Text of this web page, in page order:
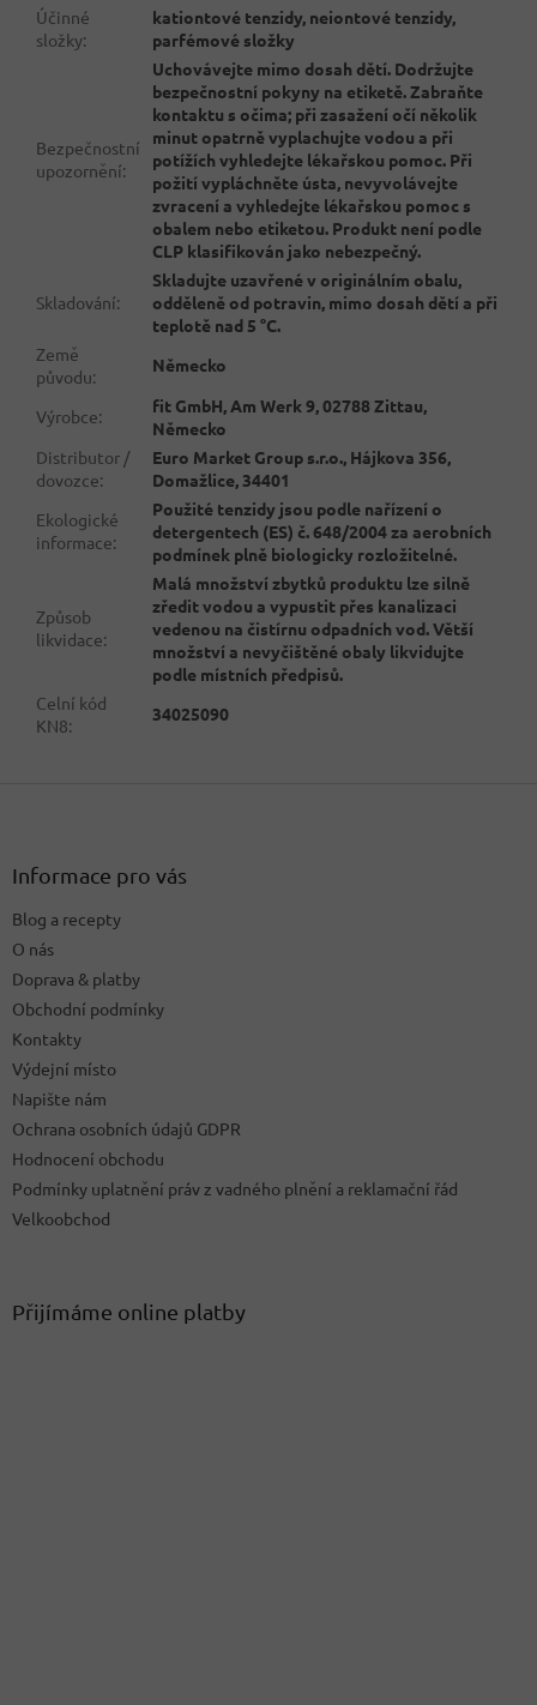
Účinné
složky:
kationtové tenzidy, neiontové tenzidy,
parfémové složky
Bezpečnostní
upozornění:
Uchovávejte mimo dosah dětí. Dodržujte
bezpečnostní pokyny na etiketě. Zabraňte
kontaktu s očima; při zasažení očí několik
minut opatrně vyplachujte vodou a při
potížích vyhledejte lékařskou pomoc. Při
požití vypláchněte ústa, nevyvolávejte
zvracení a vyhledejte lékařskou pomoc s
obalem nebo etiketou. Produkt není podle
CLP klasifikován jako nebezpečný.
Skladování:
Skladujte uzavřené v originálním obalu,
odděleně od potravin, mimo dosah dětí a při
teplotě nad 5 °C.
Země
původu:
Německo
Výrobce:
fit GmbH, Am Werk 9, 02788 Zittau,
Německo
Distributor /
dovozce:
Euro Market Group s.r.o., Hájkova 356,
Domažlice, 34401
Ekologické
informace:
Použité tenzidy jsou podle nařízení o
detergentech (ES) č. 648/2004 za aerobních
podmínek plně biologicky rozložitelné.
Způsob
likvidace:
Malá množství zbytků produktu lze silně
zředit vodou a vypustit přes kanalizaci
vedenou na čistírnu odpadních vod. Větší
množství a nevyčištěné obaly likvidujte
podle místních předpisů.
Celní kód
KN8:
34025090
Informace pro vás
Blog a recepty
O nás
Doprava & platby
Obchodní podmínky
Kontakty
Výdejní místo
Napište nám
Ochrana osobních údajů GDPR
Hodnocení obchodu
Podmínky uplatnění práv z vadného plnění a reklamační řád
Velkoobchod
Přijímáme online platby